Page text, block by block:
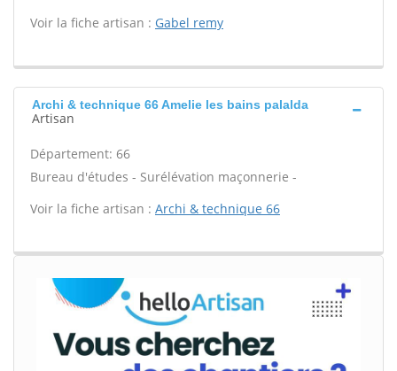
Voir la fiche artisan : Gabel remy
Archi & technique 66 Amelie les bains palalda
Artisan
Département: 66
Bureau d'études - Surélévation maçonnerie -
Voir la fiche artisan : Archi & technique 66